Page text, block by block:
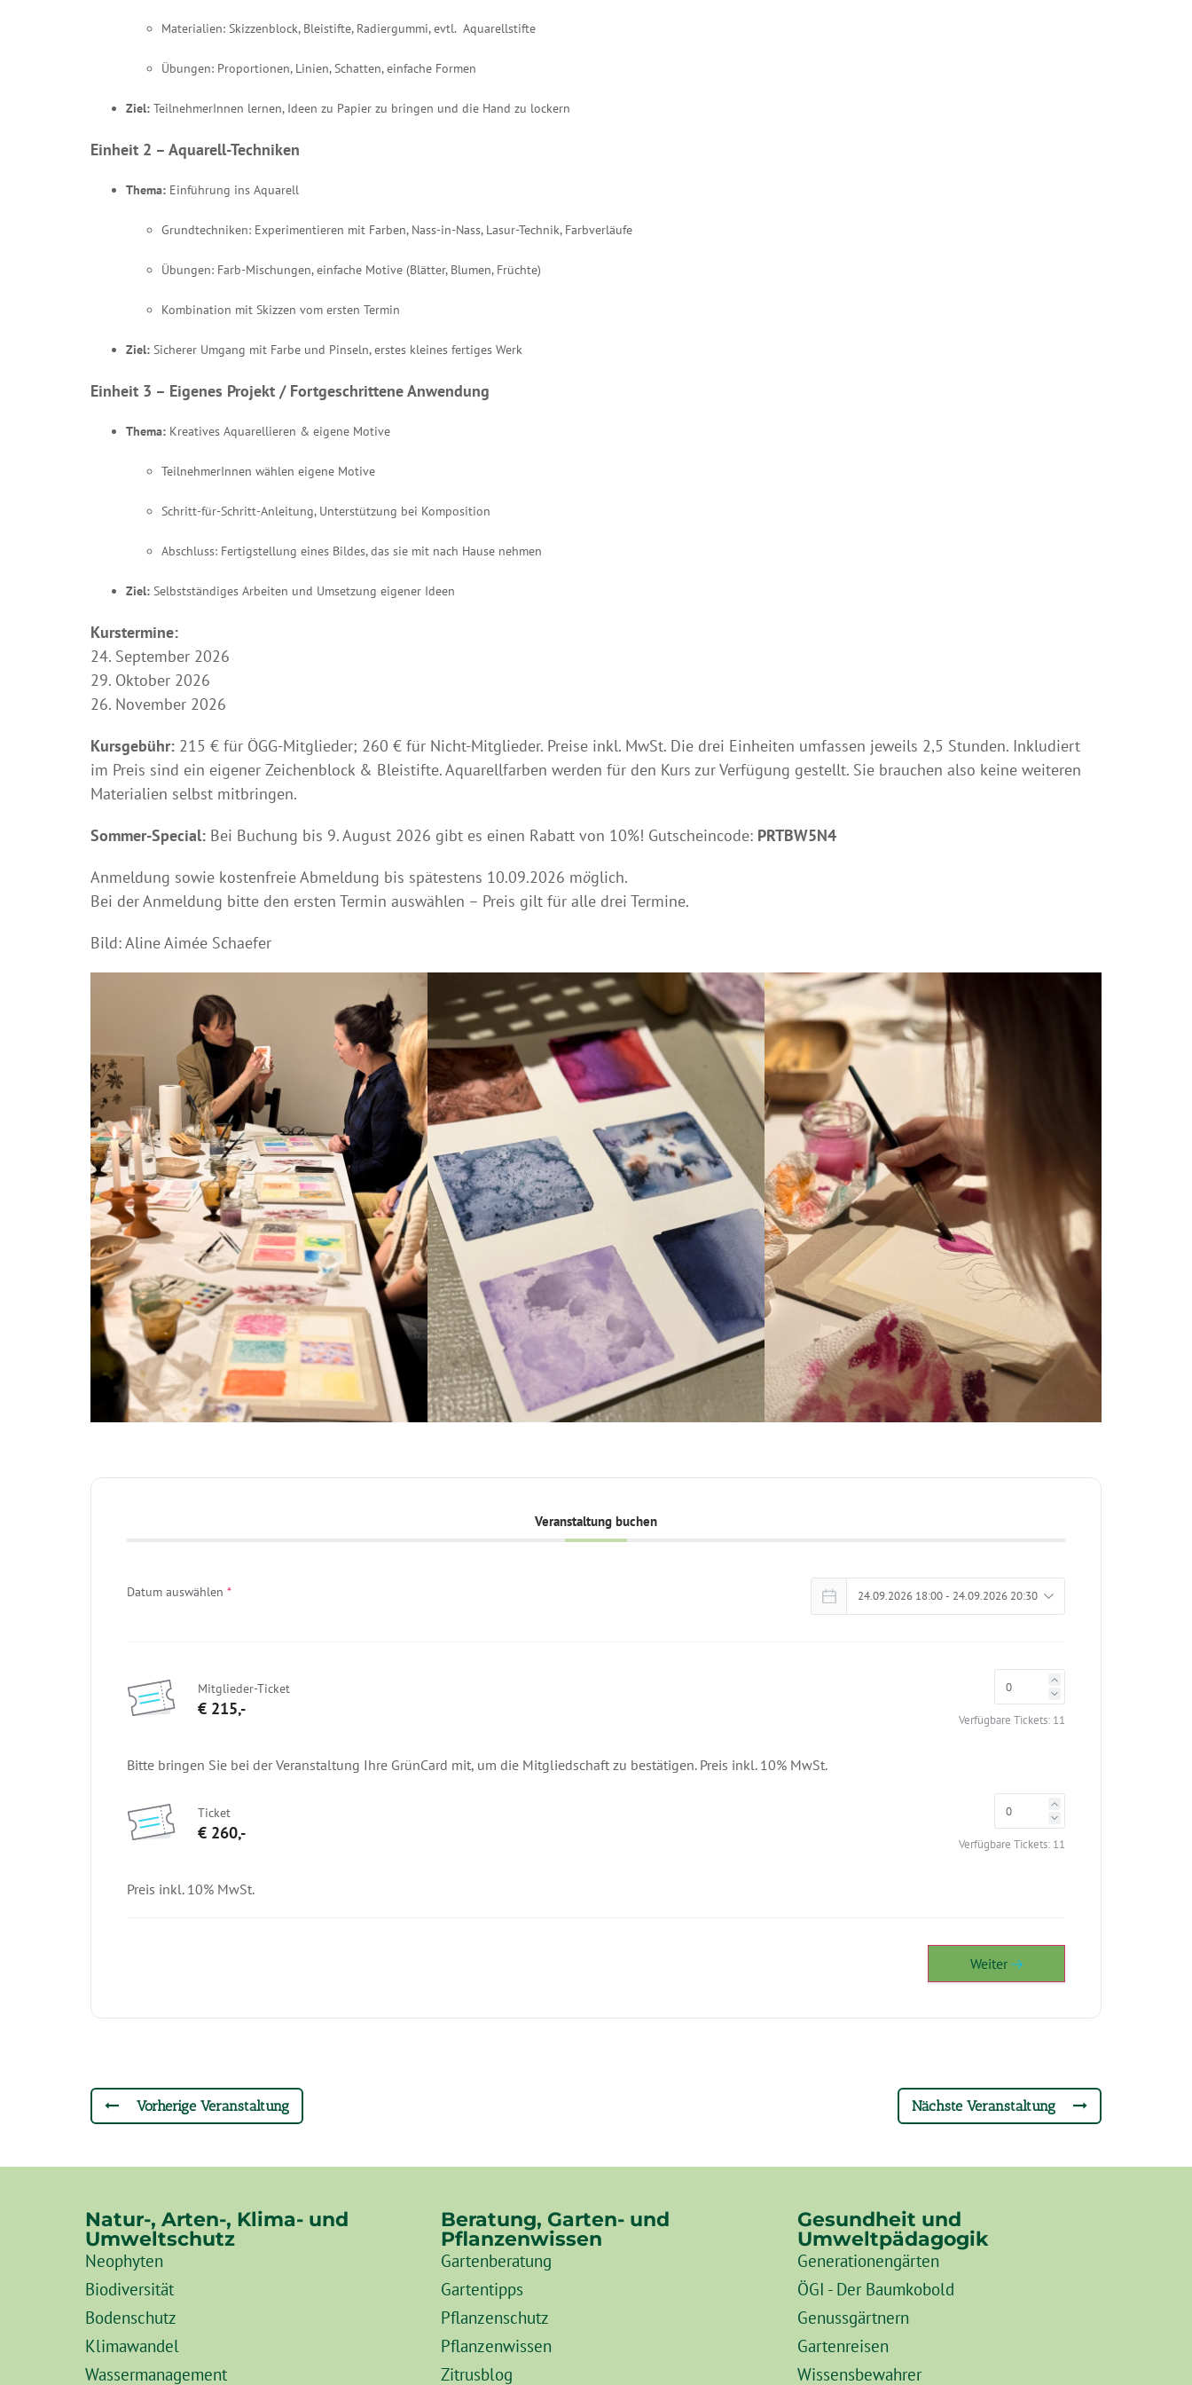
Materialien: Skizzenblock, Bleistifte, Radiergummi, evtl. Aquarellstifte
Übungen: Proportionen, Linien, Schatten, einfache Formen
Ziel: TeilnehmerInnen lernen, Ideen zu Papier zu bringen und die Hand zu lockern
Einheit 2 – Aquarell-Techniken
Thema: Einführung ins Aquarell
Grundtechniken: Experimentieren mit Farben, Nass-in-Nass, Lasur-Technik, Farbverläufe
Übungen: Farb-Mischungen, einfache Motive (Blätter, Blumen, Früchte)
Kombination mit Skizzen vom ersten Termin
Ziel: Sicherer Umgang mit Farbe und Pinseln, erstes kleines fertiges Werk
Einheit 3 – Eigenes Projekt / Fortgeschrittene Anwendung
Thema: Kreatives Aquarellieren & eigene Motive
TeilnehmerInnen wählen eigene Motive
Schritt-für-Schritt-Anleitung, Unterstützung bei Komposition
Abschluss: Fertigstellung eines Bildes, das sie mit nach Hause nehmen
Ziel: Selbstständiges Arbeiten und Umsetzung eigener Ideen
Kurstermine:
24. September 2026
29. Oktober 2026
26. November 2026
Kursgebühr: 215 € für ÖGG-Mitglieder; 260 € für Nicht-Mitglieder. Preise inkl. MwSt. Die drei Einheiten umfassen jeweils 2,5 Stunden. Inkludiert
im Preis sind ein eigener Zeichenblock & Bleistifte. Aquarellfarben werden für den Kurs zur Verfügung gestellt. Sie brauchen also keine weiteren
Materialien selbst mitbringen.
Sommer-Special: Bei Buchung bis 9. August 2026 gibt es einen Rabatt von 10%! Gutscheincode: PRTBW5N4
Anmeldung sowie kostenfreie Abmeldung bis spätestens 10.09.2026 möglich.
Bei der Anmeldung bitte den ersten Termin auswählen – Preis gilt für alle drei Termine.
Bild: Aline Aimée Schaefer
Veranstaltung buchen
Datum auswählen *
Mitglieder-Ticket
€ 215,-
Verfügbare Tickets: 11
Bitte bringen Sie bei der Veranstaltung Ihre GrünCard mit, um die Mitgliedschaft zu bestätigen. Preis inkl. 10% MwSt.
Ticket
€ 260,-
Verfügbare Tickets: 11
Preis inkl. 10% MwSt.
Weiter
Vorherige Veranstaltung Nächste Veranstaltung
Natur-, Arten-, Klima- und
Umweltschutz
Neophyten
Biodiversität
Bodenschutz
Klimawandel
Wassermanagement
Beratung, Garten- und
Pflanzenwissen
Gartenberatung
Gartentipps
Pflanzenschutz
Pflanzenwissen
Zitrusblog
Gesundheit und
Umweltpädagogik
Generationengärten
ÖGI - Der Baumkobold
Genussgärtnern
Gartenreisen
Wissensbewahrer